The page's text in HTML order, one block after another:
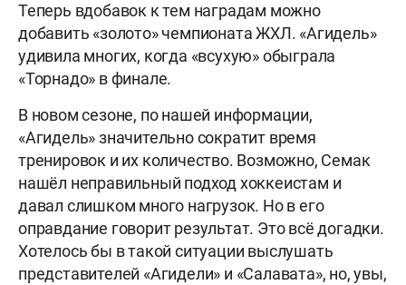
Теперь вдобавок к тем наградам можно
добавить «золото» чемпионата ЖХЛ. «Агидель»
удивила многих, когда «всухую» обыграла
«Торнадо» в финале.
В новом сезоне, по нашей информации,
«Агидель» значительно сократит время
тренировок и их количество. Возможно, Семак
нашёл неправильный подход хоккеистам и
давал слишком много нагрузок. Но в его
оправдание говорит результат. Это всё догадки.
Хотелось бы в такой ситуации выслушать
представителей «Агидели» и «Салавата», но, увы,